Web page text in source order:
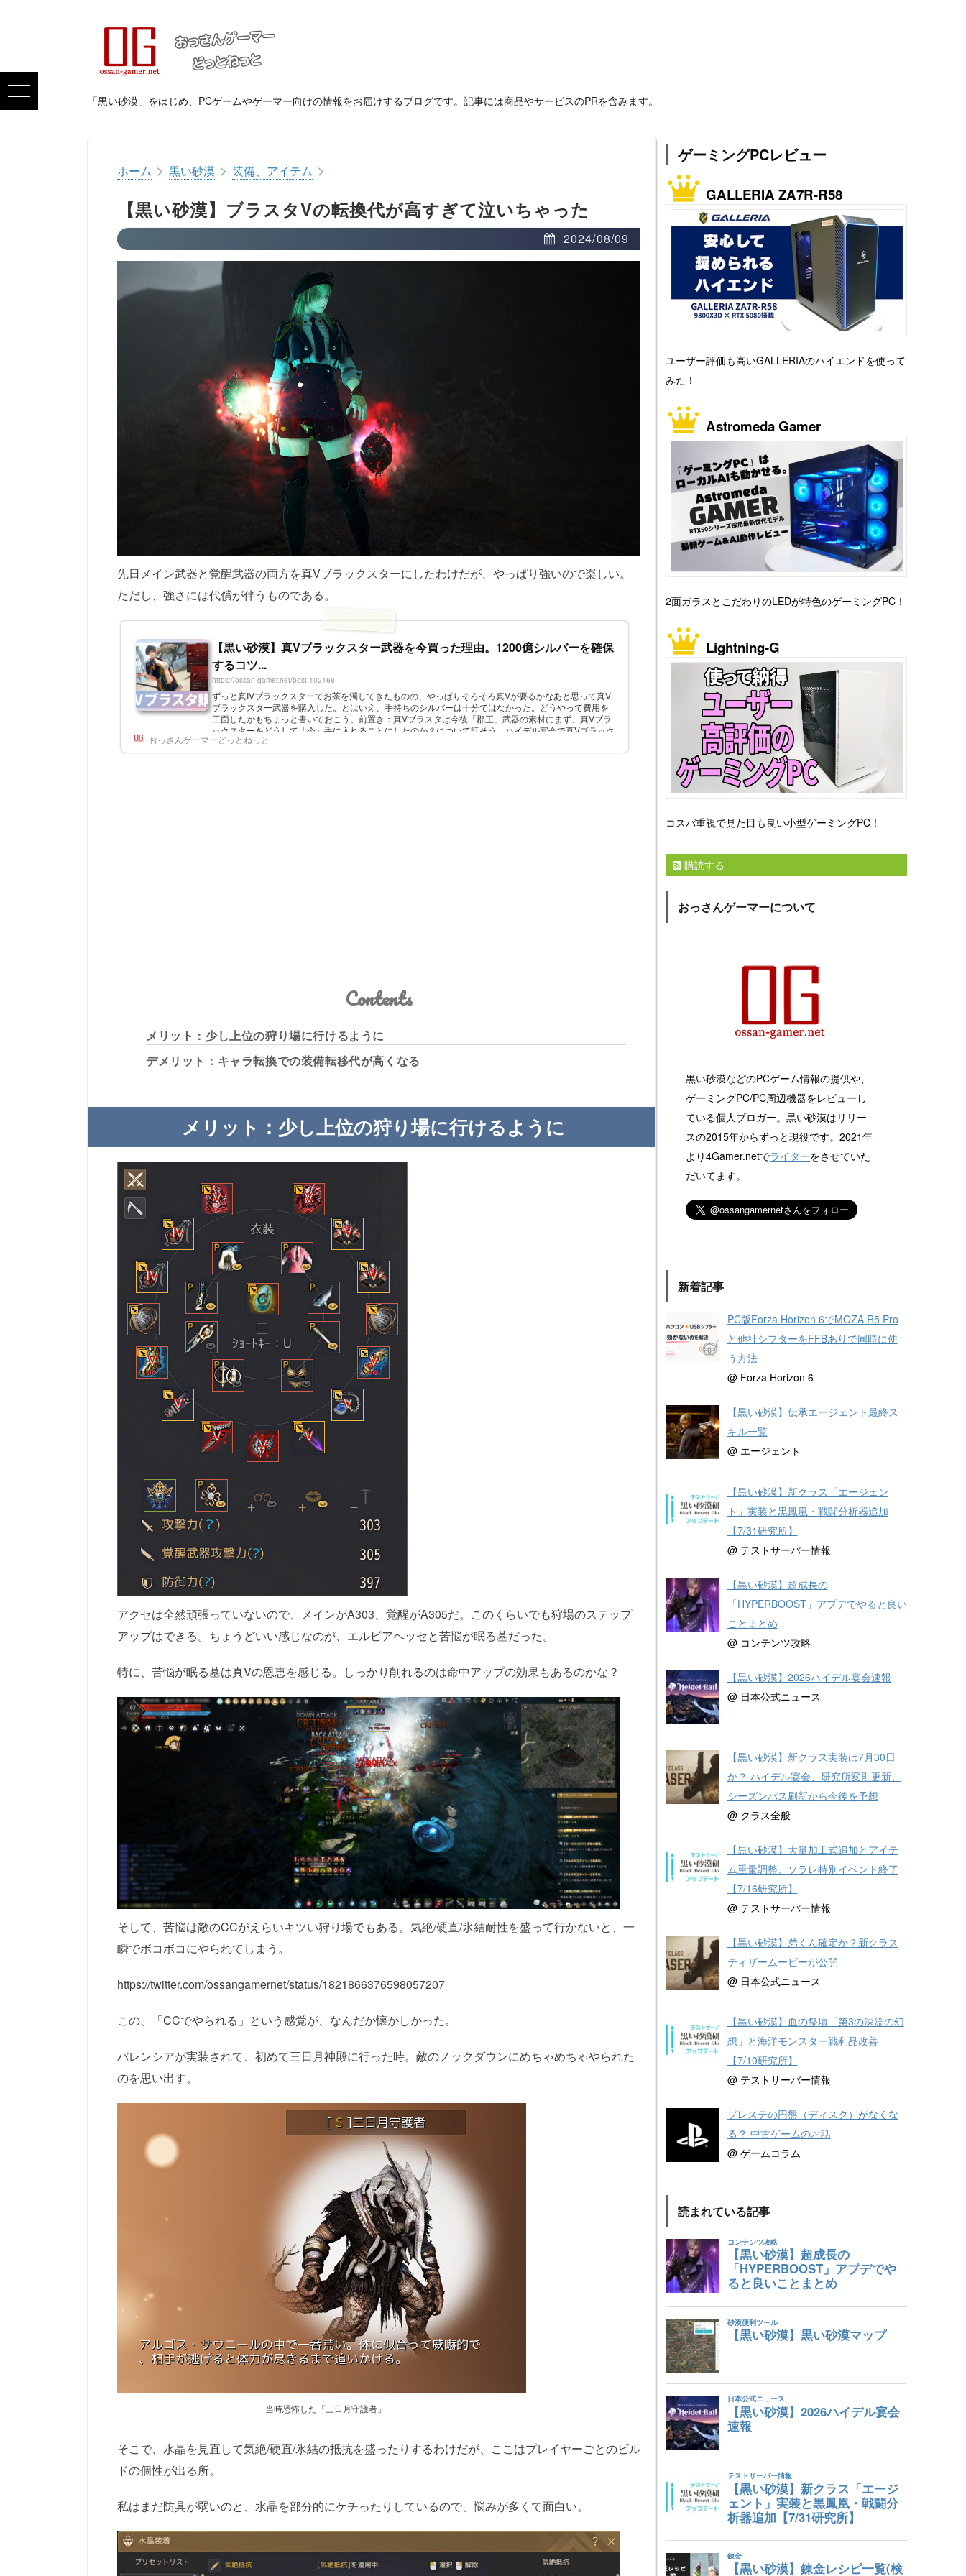
「黒い砂漠」をはじめ、PCゲームやゲーマー向けの情報をお届けするブログです。記事には商品やサービスのPRを含みます。
ホーム > 黒い砂漠 > 装備、アイテム >
【黒い砂漠】ブラスタVの転換代が高すぎて泣いちゃった
2024/08/09
先日メイン武器と覚醒武器の両方を真Vブラックスターにしたわけだが、やっぱり強いので楽しい。
ただし、強さには代償が伴うものである。
【黒い砂漠】真Vブラックスター武器を今買った理由。1200億シルバーを確保
するコツ...
https://ossan-gamer.net/post-102168
ずっと真IVブラックスターでお茶を濁してきたものの、やっぱりそろそろ真Vが要るかなあと思って真V
ブラックスター武器を購入した。とはいえ、手持ちのシルバーは十分ではなかった。どうやって費用を
工面したかもちょっと書いておこう。前置き：真Vブラスタは今後「郡王」武器の素材にまず、真Vブラ
ックスターをどうして「今」手に入れることにしたのか？について話そう。ハイデル宴会で真Vブラック
スター武器が配布されたわけだが、もらえるのはメイン武器か覚醒武器のどちらか1つだけである。もら
っていない方は自分で用意する必要が...
おっさんゲーマーどっとねっと
Contents
メリット：少し上位の狩り場に行けるように
デメリット：キャラ転換での装備転移代が高くなる
メリット：少し上位の狩り場に行けるように
アクセは全然頑張っていないので、メインがA303、覚醒がA305だ。このくらいでも狩場のステップ
アップはできる。ちょうどいい感じなのが、エルビアヘッセと苦悩が眠る墓だった。
特に、苦悩が眠る墓は真Vの恩恵を感じる。しっかり削れるのは命中アップの効果もあるのかな？
そして、苦悩は敵のCCがえらいキツい狩り場でもある。気絶/硬直/氷結耐性を盛って行かないと、一
瞬でボコボコにやられてしまう。
https://twitter.com/ossangamernet/status/1821866376598057207
この、「CCでやられる」という感覚が、なんだか懐かしかった。
バレンシアが実装されて、初めて三日月神殿に行った時。敵のノックダウンにめちゃめちゃやられた
のを思い出す。
当時恐怖した「三日月守護者」
そこで、水晶を見直して気絶/硬直/氷結の抵抗を盛ったりするわけだが、ここはプレイヤーごとのビル
ドの個性が出る所。
私はまだ防具が弱いのと、水晶を部分的にケチったりしているので、悩みが多くて面白い。
ゲーミングPCレビュー
GALLERIA ZA7R-R58
ユーザー評価も高いGALLERIAのハイエンドを使って
みた！
Astromeda Gamer
2面ガラスとこだわりのLEDが特色のゲーミングPC！
Lightning-G
コスパ重視で見た目も良い小型ゲーミングPC！
購読する
おっさんゲーマーについて
黒い砂漠などのPCゲーム情報の提供や、
ゲーミングPC/PC周辺機器をレビューし
ている個人ブロガー。黒い砂漠はリリー
スの2015年からずっと現役です。2021年
より4Gamer.netでライターをさせていた
だいてます。
新着記事
PC版Forza Horizon 6でMOZA R5 Pro
と他社シフターをFFBありで同時に使
う方法
@ Forza Horizon 6
【黒い砂漠】伝承エージェント最終ス
キル一覧
@ エージェント
【黒い砂漠】新クラス「エージェン
ト」実装と黒鳳凰・戦闘分析器追加
【7/31研究所】
@ テストサーバー情報
【黒い砂漠】超成長の
「HYPERBOOST」アプデでやると良い
ことまとめ
@ コンテンツ攻略
【黒い砂漠】2026ハイデル宴会速報
@ 日本公式ニュース
【黒い砂漠】新クラス実装は7月30日
か？ ハイデル宴会、研究所変則更新、
シーズンパス刷新から今後を予想
@ クラス全般
【黒い砂漠】大量加工式追加とアイテ
ム重量調整、ソラレ特別イベント終了
【7/16研究所】
@ テストサーバー情報
【黒い砂漠】弟くん確定か？新クラス
ティザームービーが公開
@ 日本公式ニュース
【黒い砂漠】血の祭壇「第3の深淵の幻
想」と海洋モンスター戦利品改善
【7/10研究所】
@ テストサーバー情報
プレステの円盤（ディスク）がなくな
る？ 中古ゲームのお話
@ ゲームコラム
読まれている記事